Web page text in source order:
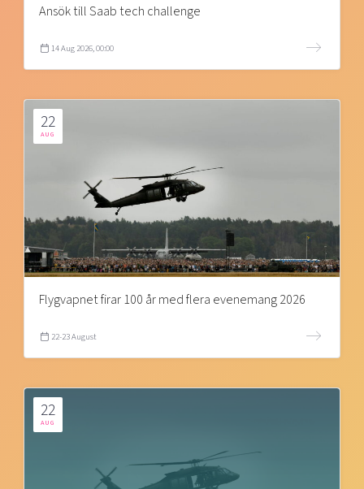
Ansök till Saab tech challenge
14 Aug 2026, 00:00
22
AUG
Flygvapnet firar 100 år med flera evenemang 2026
22-23 August
22
AUG